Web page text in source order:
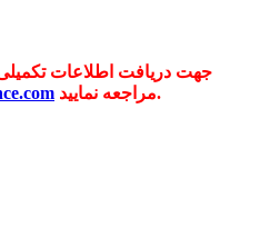
جهت دریافت اطلاعات
مراجعه نمایید.